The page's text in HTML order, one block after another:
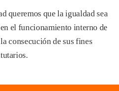
queremos que la igualdad sea
el funcionamiento interno de
consecución de sus fines